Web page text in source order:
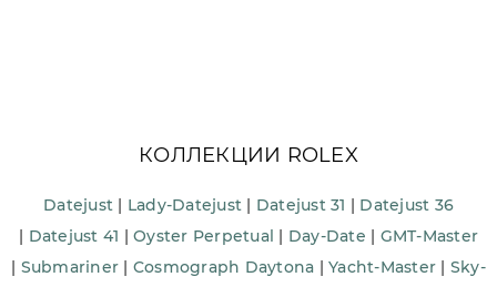
КОЛЛЕКЦИИ ROLEX
Datejust | Lady-Datejust | Datejust 31 | Datejust 36
| Datejust 41 | Oyster Perpetual | Day-Date | GMT-Master
| Submariner | Cosmograph Daytona |Yacht-Master | Sky-